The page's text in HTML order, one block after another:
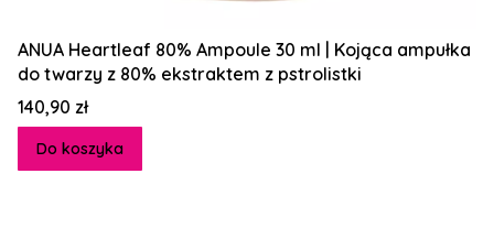
ANUA Heartleaf 80% Ampoule 30 ml | Kojąca ampułka
do twarzy z 80% ekstraktem z pstrolistki
Cena
140,90 zł
Do koszyka